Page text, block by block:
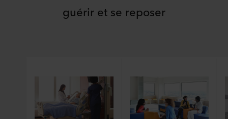
guérir et se reposer